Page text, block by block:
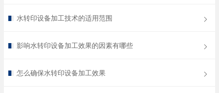
水转印设备加工技术的适用范围
影响水转印设备加工效果的因素有哪些
怎么确保水转印设备加工效果